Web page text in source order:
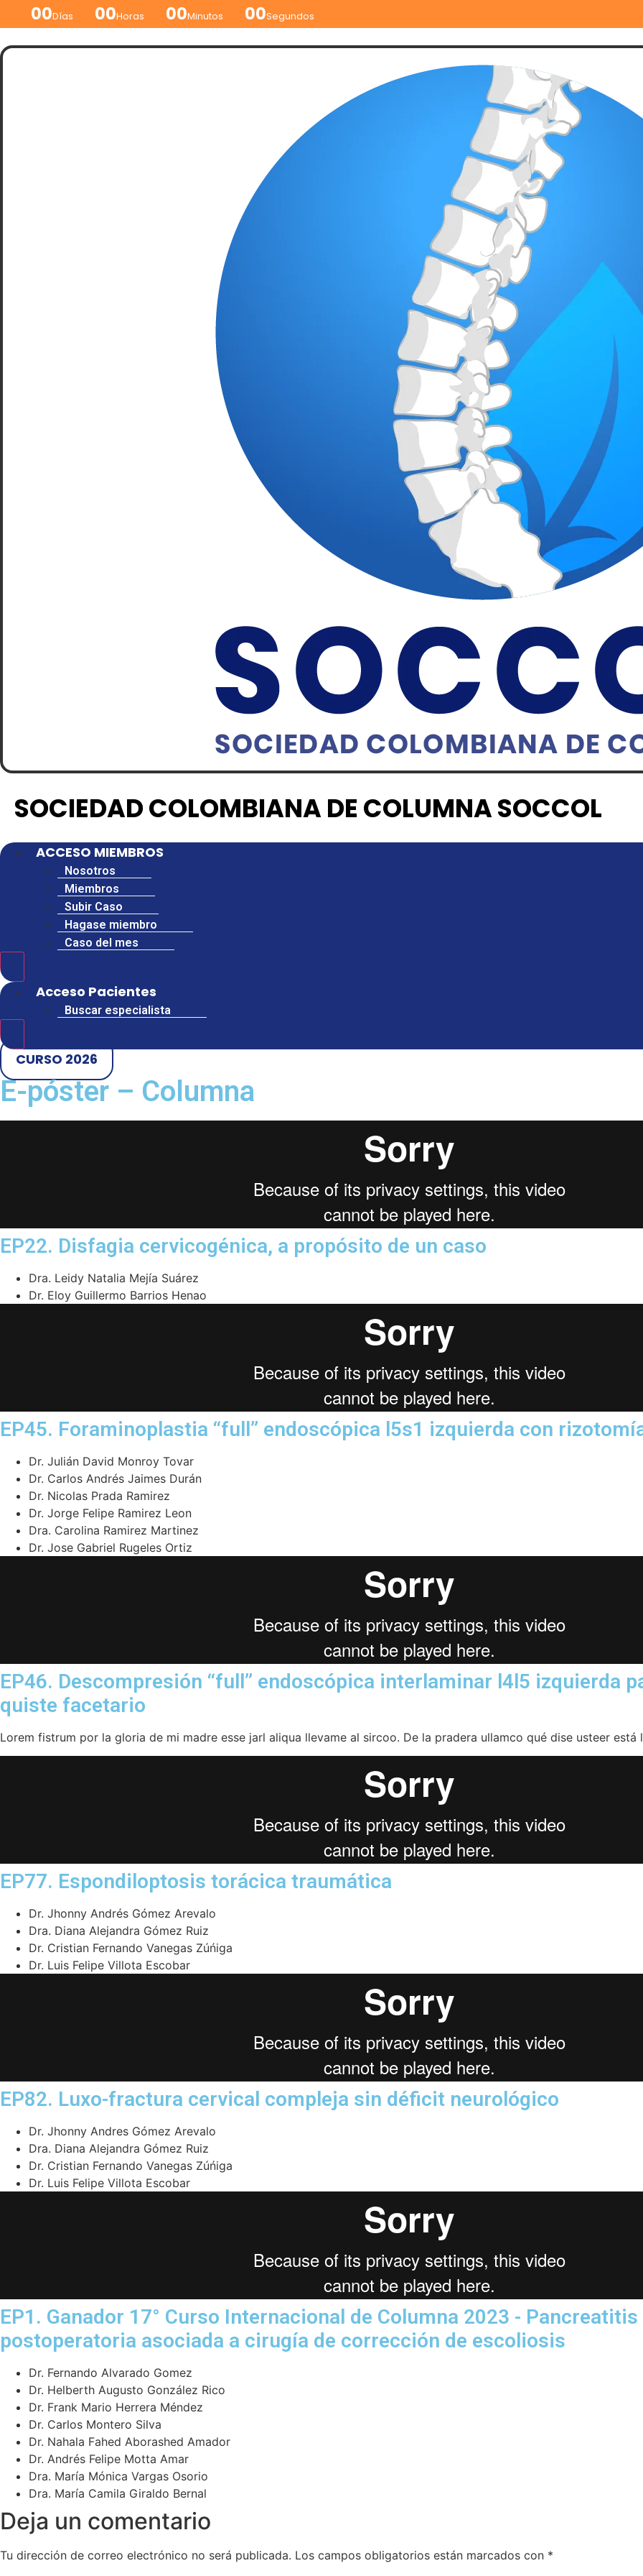
00Días 00Horas 00Minutos 00Segundos
SOCIEDAD COLOMBIANA DE COLUMNA SOCCOL
ACCESO MIEMBROS
Nosotros
Miembros
Subir Caso
Hagase miembro
Caso del mes
Acceso Pacientes
Buscar especialista
CURSO 2026
E-póster – Columna
EP22. Disfagia cervicogénica, a propósito de un caso
Dra. Leidy Natalia Mejía Suárez
Dr. Eloy Guillermo Barrios Henao
EP45. Foraminoplastia “full” endoscópica l5s1 izquierda con
Dr. Julián David Monroy Tovar
Dr. Carlos Andrés Jaimes Durán
Dr. Nicolas Prada Ramirez
Dr. Jorge Felipe Ramirez Leon
Dra. Carolina Ramirez Martinez
Dr. Jose Gabriel Rugeles Ortiz
EP46. Descompresión “full” endoscópica interlaminar l4l5 izquierda
quiste facetario
Lorem fistrum por la gloria de mi madre esse jarl aliqua llevame al sircoo. De la pradera ullamco qué dise usteer está
EP77. Espondiloptosis torácica traumática
Dr. Jhonny Andrés Gómez Arevalo
Dra. Diana Alejandra Gómez Ruiz
Dr. Cristian Fernando Vanegas Zúńiga
Dr. Luis Felipe Villota Escobar
EP82. Luxo-fractura cervical compleja sin déficit neurológico
Dr. Jhonny Andres Gómez Arevalo
Dra. Diana Alejandra Gómez Ruiz
Dr. Cristian Fernando Vanegas Zúńiga
Dr. Luis Felipe Villota Escobar
EP1. Ganador 17° Curso Internacional de Columna 2023 - Pancreatitis
postoperatoria asociada a cirugía de corrección de escoliosis
Dr. Fernando Alvarado Gomez
Dr. Helberth Augusto González Rico
Dr. Frank Mario Herrera Méndez
Dr. Carlos Montero Silva
Dr. Nahala Fahed Aborashed Amador
Dr. Andrés Felipe Motta Amar
Dra. María Mónica Vargas Osorio
Dra. María Camila Giraldo Bernal
Deja un comentario
Tu dirección de correo electrónico no será publicada. Los campos obligatorios están marcados con *